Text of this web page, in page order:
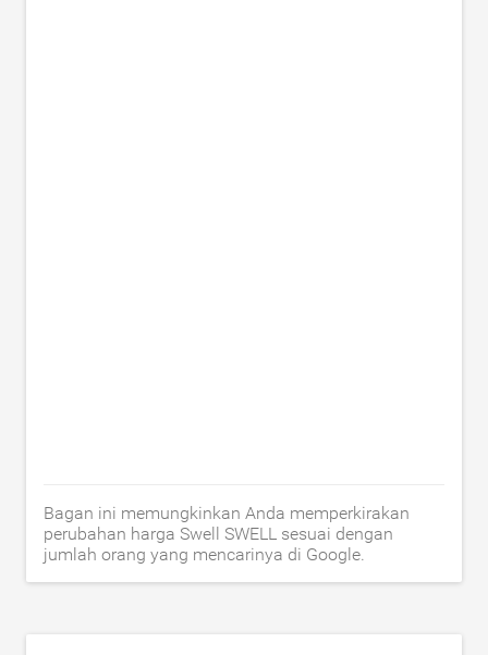
Bagan ini memungkinkan Anda memperkirakan
perubahan harga Swell SWELL sesuai dengan
jumlah orang yang mencarinya di Google.